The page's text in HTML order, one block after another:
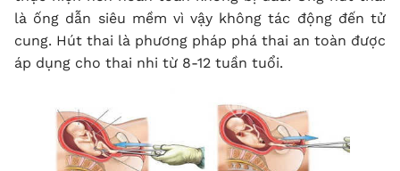
là ống dẫn siêu mềm vì vậy không tác động đến tử
cung. Hút thai là phương pháp phá thai an toàn được
áp dụng cho thai nhi từ 8-12 tuần tuổi.